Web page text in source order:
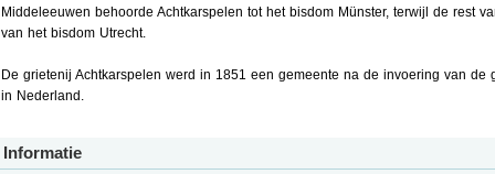
Middeleeuwen behoorde Achtkarspelen tot het bisdom Münster, terwijl de rest
van het bisdom Utrecht.
De grietenij Achtkarspelen werd in 1851 een gemeente na de invoering van de
in Nederland.
Informatie